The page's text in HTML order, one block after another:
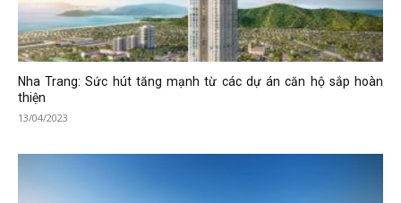
Nha Trang: Sức hút tăng mạnh từ các dự án căn hộ sắp hoàn
thiện
13/04/2023